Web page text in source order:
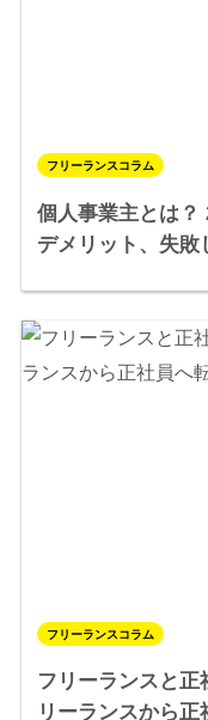
フリーランスコラム
個人事業主とは？
デメリット、失敗
フリーランスコラム
フリーランスと正
リーランスから